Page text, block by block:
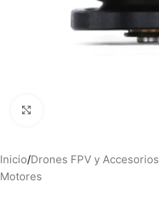
Inicio/Drones FPV y Accesorios
Motores